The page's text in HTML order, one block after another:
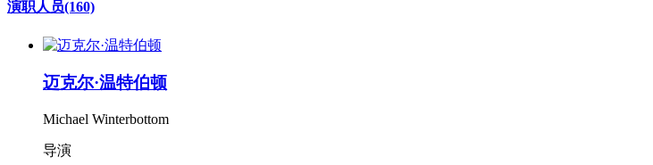
演职人员(160)
迈克尔·温特伯顿
Michael Winterbottom
导演